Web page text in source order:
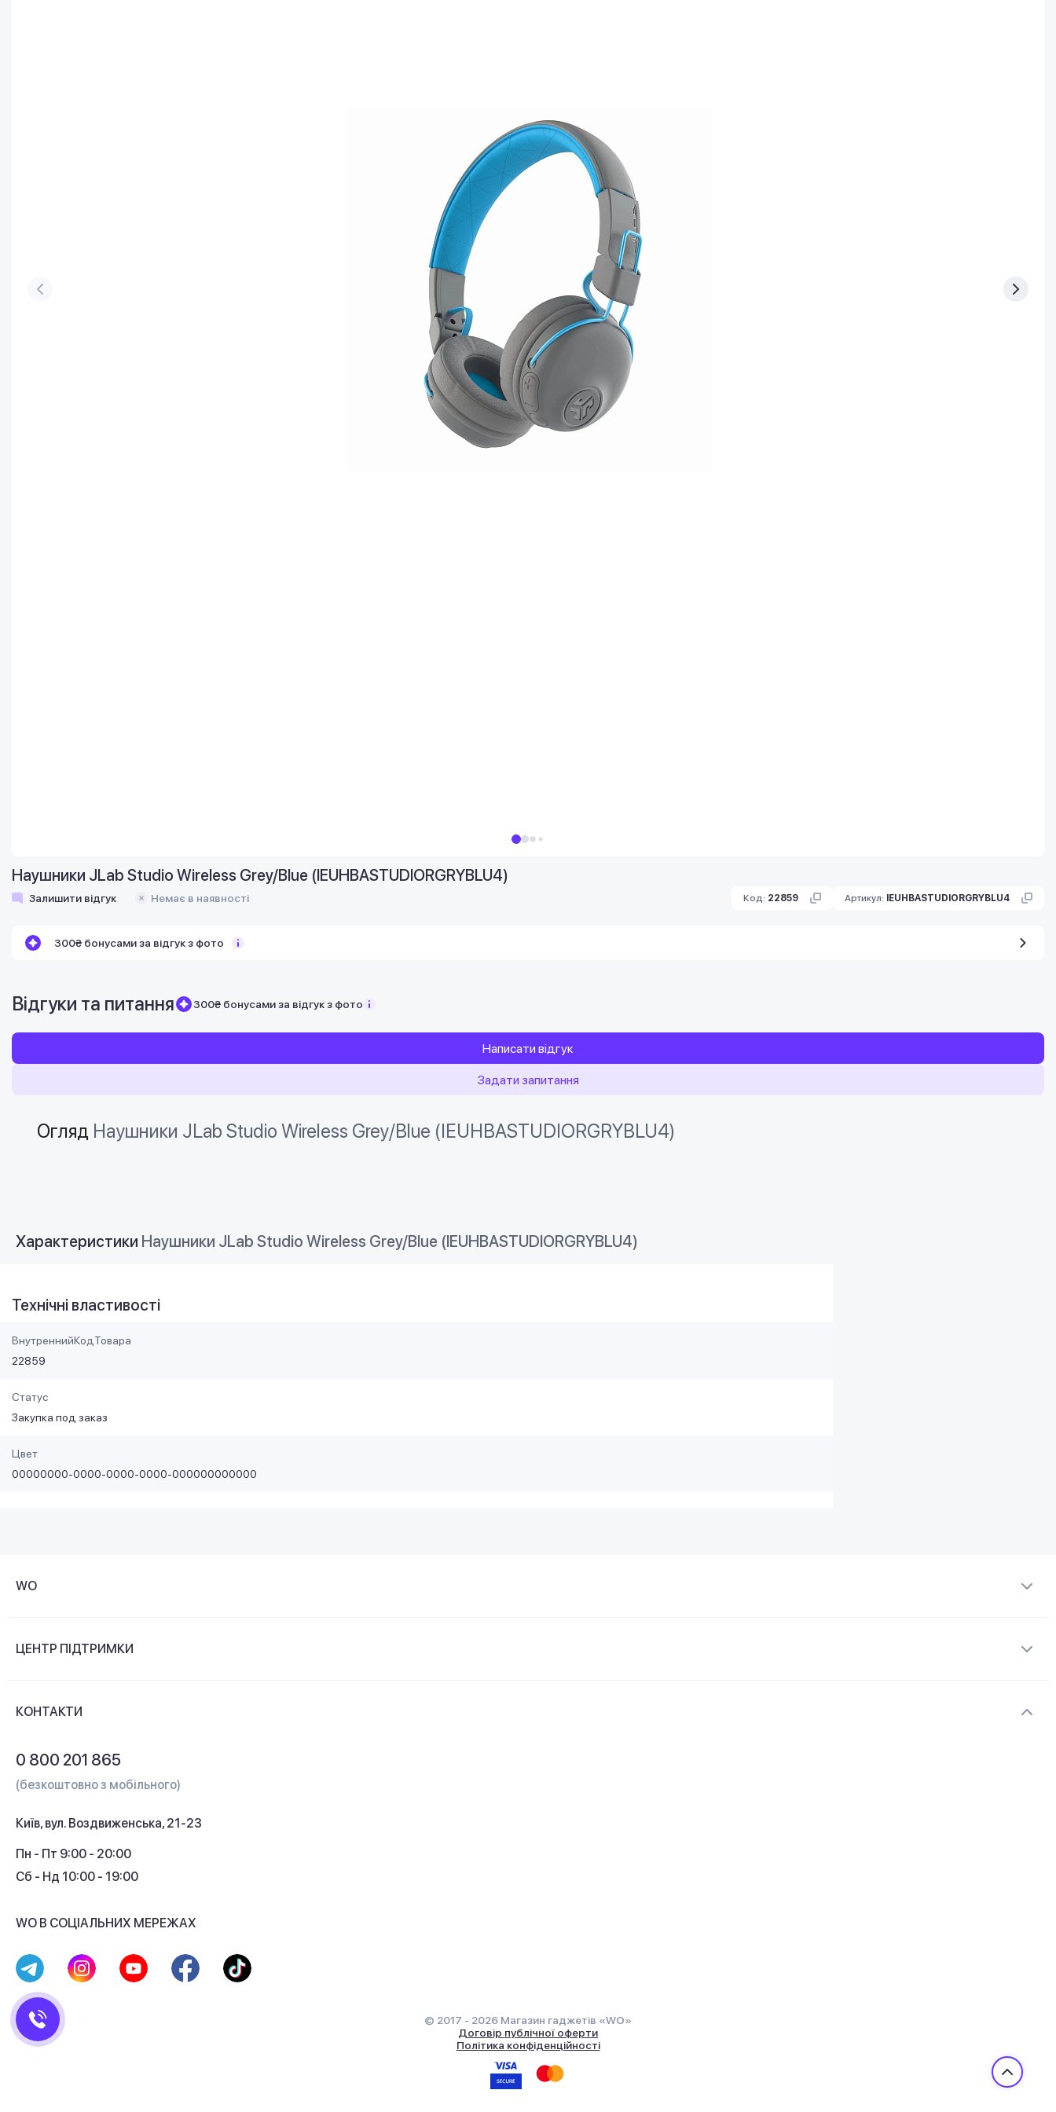
Наушники JLab Studio Wireless Grey/Blue (IEUHBASTUDIORGRYBLU4)
Залишити відгук Немає в наявності Код: 22859 Артикул: IEUHBASTUDIORGRYBLU4
300₴ бонусами за відгук з фото
Відгуки та питання 300₴ бонусами за відгук з фото
Написати відгук
Задати запитання
Огляд Наушники JLab Studio Wireless Grey/Blue (IEUHBASTUDIORGRYBLU4)
Характеристики Наушники JLab Studio Wireless Grey/Blue (IEUHBASTUDIORGRYBLU4)
Технічні властивості
ВнутреннийКодТовара
22859
Статус
Закупка под заказ
Цвет
00000000-0000-0000-0000-000000000000
WO
Контакти
ЦЕНТР ПІДТРИМКИ
Кешбек
КОНТАКТИ
0 800 201 865
(безкоштовно з мобільного)
Київ, вул. Воздвиженська, 21-23
Пн - Пт 9:00 - 20:00
Сб - Нд 10:00 - 19:00
WO В СОЦІАЛЬНИХ МЕРЕЖАХ
© 2017 - 2026 Магазин гаджетів «WO»
Договір публічної оферти
Політика конфіденційності